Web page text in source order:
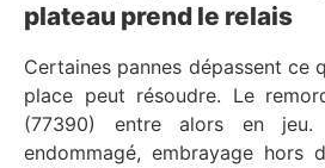
plateau prend le relais
Certaines pannes dépassent ce
place peut résoudre. Le
(77390) entre alors en jeu.
endommagé, embrayage hors